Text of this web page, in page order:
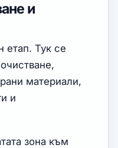
и
етап. Тук се
материали,
и
зона към